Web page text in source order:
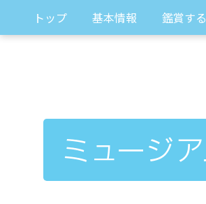
トップ 基本情報 鑑賞する